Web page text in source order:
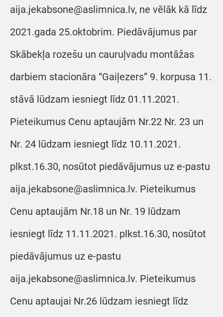
aija.jekabsone@aslimnica.lv, ne vēlāk kā līdz
2021.gada 25.oktobrim. Piedāvājumus par
Skābekļa rozešu un cauruļvadu montāžas
darbiem stacionāra “Gaiļezers” 9. korpusa 11.
stāvā lūdzam iesniegt līdz 01.11.2021.
Pieteikumus Cenu aptaujām Nr.22 Nr. 23 un
Nr. 24 lūdzam iesniegt līdz 10.11.2021.
plkst.16.30, nosūtot piedāvājumus uz e-pastu
aija.jekabsone@aslimnica.lv. Pieteikumus
Cenu aptaujām Nr.18 un Nr. 19 lūdzam
iesniegt līdz 11.11.2021. plkst.16.30, nosūtot
piedāvājumus uz e-pastu
aija.jekabsone@aslimnica.lv. Pieteikumus
Cenu aptaujai Nr.26 lūdzam iesniegt līdz